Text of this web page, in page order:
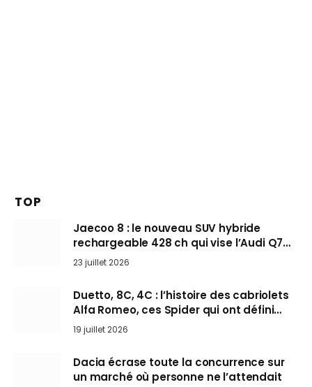
TOP
Jaecoo 8 : le nouveau SUV hybride
rechargeable 428 ch qui vise l’Audi Q7
arrive en Europe cet automne
23 juillet 2026
Duetto, 8C, 4C : l’histoire des cabriolets
Alfa Romeo, ces Spider qui ont défini
l’art de rouler cheveux au vent
19 juillet 2026
Dacia écrase toute la concurrence sur
un marché où personne ne l’attendait